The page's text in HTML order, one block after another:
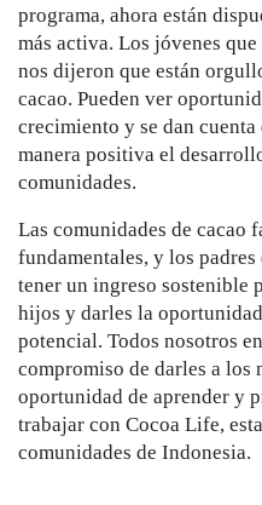
programa, ahora están
más activa. Los jóvenes
nos dijeron que están
cacao. Pueden ver
crecimiento y se dan cuenta
manera positiva el
comunidades.
Las comunidades de cacao
fundamentales, y los padres
tener un ingreso sostenible
hijos y darles la
potencial. Todos nosotros
compromiso de darles a los
oportunidad de aprender y
trabajar con Cocoa Life,
comunidades de Indonesia.